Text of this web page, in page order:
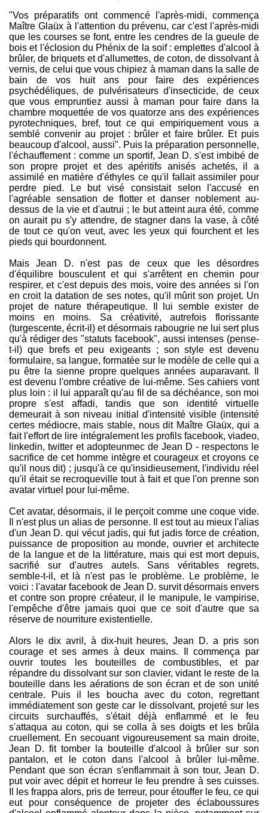
"Vos préparatifs ont commencé l'après-midi, commença
Maître Glaüx à l'attention du prévenu, car c'est l'après-midi
que les courses se font, entre les cendres de la gueule de
bois et l'éclosion du Phénix de la soif : emplettes d'alcool à
brûler, de briquets et d'allumettes, de coton, de dissolvant à
vernis, de celui que vous chipiez à maman dans la salle de
bain de vos huit ans pour faire des expériences
psychédéliques, de pulvérisateurs d'insecticide, de ceux
que vous empruntiez aussi à maman pour faire dans la
chambre moquettée de vos quatorze ans des expériences
pyrotechniques, bref, tout ce qui empiriquement vous a
semblé convenir au projet : brûler et faire brûler. Et puis
beaucoup d'alcool, aussi". Puis la préparation personnelle,
l'échauffement : comme un sportif, Jean D. s'est imbibé de
son propre projet et des apéritifs anisés achetés, il a
assimilé en matière d'éthyles ce qu'il fallait assimiler pour
perdre pied. Le but visé consistait selon l'accusé en
l'agréable sensation de flotter et danser noblement au-
dessus de la vie et d'autrui ; le but atteint aura été, comme
on aurait pu s'y attendre, de stagner dans la vase, à côté
de tout ce qu'on veut, avec les yeux qui fourchent et les
pieds qui bourdonnent.
Mais Jean D. n'est pas de ceux que les désordres
d'équilibre bousculent et qui s'arrêtent en chemin pour
respirer, et c'est depuis des mois, voire des années si l'on
en croit la datation de ses notes, qu'il mûrit son projet. Un
projet de nature thérapeutique. Il lui semble exister de
moins en moins. Sa créativité, autrefois florissante
(turgescente, écrit-il) et désormais rabougrie ne lui sert plus
qu'à rédiger des "statuts facebook", aussi intenses (pense-
t-il) que brefs et peu exigeants ; son style est devenu
formulaire, sa langue, formatée sur le modèle de celle qui a
pu être la sienne propre quelques années auparavant. Il
est devenu l'ombre créative de lui-même. Ses cahiers vont
plus loin : il lui apparaît qu'au fil de sa déchéance, son moi
propre s'est affadi, tandis que son identité virtuelle
demeurait à son niveau initial d'intensité visible (intensité
certes médiocre, mais stable, nous dit Maître Glaüx, qui a
fait l'effort de lire intégralement les profils facebook, viadeo,
linkedin, twitter et adopteunmec de Jean D - respectons le
sacrifice de cet homme intègre et courageux et croyons ce
qu'il nous dit) ; jusqu'à ce qu'insidieusement, l'individu réel
qu'il était se recroqueville tout à fait et que l'on prenne son
avatar virtuel pour lui-même.
Cet avatar, désormais, il le perçoit comme une coque vide.
Il n'est plus un alias de personne. Il est tout au mieux l'alias
d'un Jean D. qui vécut jadis, qui fut jadis force de création,
puissance de proposition au monde, ouvrier et architecte
de la langue et de la littérature, mais qui est mort depuis,
sacrifié sur d'autres autels. Sans véritables regrets,
semble-t-il, et là n'est pas le problème. Le problème, le
voici : l'avatar facebook de Jean D. survit désormais envers
et contre son propre créateur, il le manipule, le vampirise,
l'empêche d'être jamais quoi que ce soit d'autre que sa
réserve de nourriture existentielle.
Alors le dix avril, à dix-huit heures, Jean D. a pris son
courage et ses armes à deux mains. Il commença par
ouvrir toutes les bouteilles de combustibles, et par
répandre du dissolvant sur son clavier, vidant le reste de la
bouteille dans les aérations de son écran et de son unité
centrale. Puis il les boucha avec du coton, regrettant
immédiatement son geste car le dissolvant, projeté sur les
circuits surchauffés, s'était déjà enflammé et le feu
s'attaqua au coton, qui se colla à ses doigts et les brûla
cruellement. En secouant vigoureusement sa main droite,
Jean D. fit tomber la bouteille d'alcool à brûler sur son
pantalon, et le coton dans l'alcool à brûler lui-même.
Pendant que son écran s'enflammait à son tour, Jean D.
put voir avec dépit et horreur le feu prendre à ses cuisses.
Il les frappa alors, pris de terreur, pour étouffer le feu, ce qui
eut pour conséquence de projeter des éclaboussures